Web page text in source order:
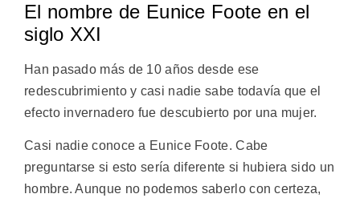
El nombre de Eunice Foote en el
siglo XXI
Han pasado más de 10 años desde ese
redescubrimiento y casi nadie sabe todavía que el
efecto invernadero fue descubierto por una mujer.
Casi nadie conoce a Eunice Foote. Cabe
preguntarse si esto sería diferente si hubiera sido un
hombre. Aunque no podemos saberlo con certeza,